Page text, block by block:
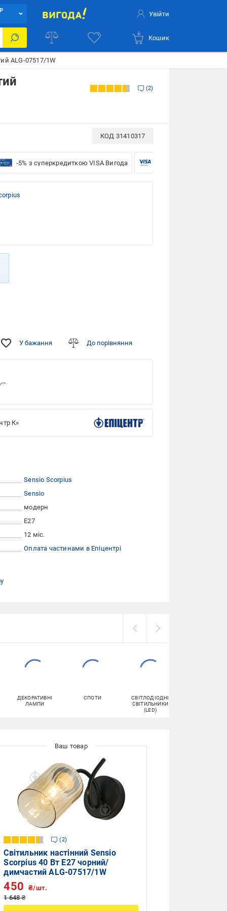
Увійти
Кошик
ALG-07517/1W
2
КОД 31410317
-5% з суперкредиткою VISA Вигода
У бажання До порівняння
К»
Sensio Scorpius
Sensio
модерн
E27
12 міс.
Оплата частинами в Епіцентрі
ДЕКОРАТИВНІ
ЛАМПИ
СПОТИ
СВІТЛОДІОДНІ
СВІТИЛЬНИКИ
(LED)
2
Світильник настінний Sensio
Scorpius 40 Вт E27 чорний/
димчастий ALG-07517/1W
1 648 ₴
450 ₴/шт.